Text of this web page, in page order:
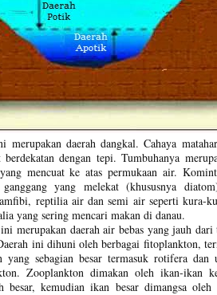
daerah dangkal. Cahaya
dengan tepi. Tumbuhanya
mencuat ke atas permukaan air.
yang melekat (khususnya
amfibi, reptilia air dan semi air seperti kura-
yang sering mencari makan di danau.
merupakan daerah air bebas yang jauh dari
ini dihuni oleh berbagai fitoplankton,
yang sebagian besar termasuk rotifera dan
Zooplankton dimakan oleh ikan-ikan
besar, kemudian ikan besar dimangsa